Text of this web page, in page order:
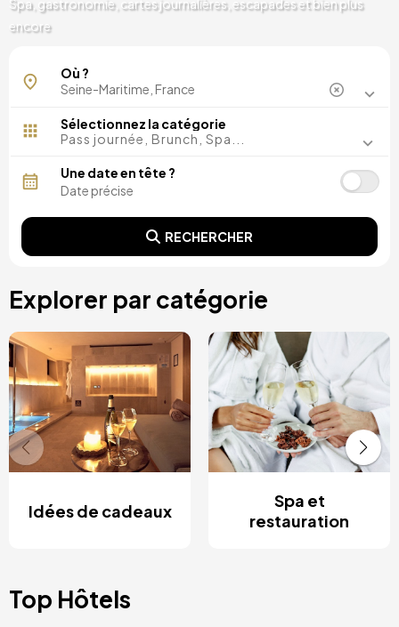
Spa, gastronomie, cartes journalières, escapades et bien plus
encore
Bois-Guillaume
Où ?
Sélectionnez la catégorie
Pass journée, Brunch, Spa...
Une date en tête ?
RECHERCHER
Explorer par catégorie
Idées de cadeaux
Spa et
restauration
Top Hôtels